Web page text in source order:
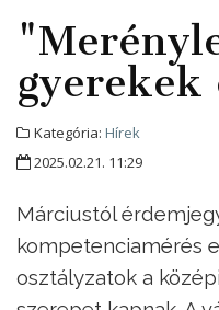
gyerekek
Kategória: Hírek
2025.02.21. 11:29
Márciustól
kompetenciamérés
osztályzatok a